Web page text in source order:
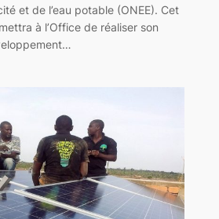
et de l’eau potable (ONEE). Cet
à l’Office de réaliser son